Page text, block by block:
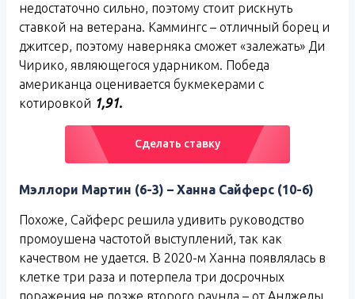
недостаточно сильно, поэтому стоит рискнуть
ставкой на ветерана. Каммингс – отличный борец и
джитсер, поэтому наверняка сможет «залежать» Ди
Чирико, являющегося ударником. Победа
американца оценивается букмекерами с
котировкой 1,91.
Cделать ставку
Мэллори Мартин (6-3) – Ханна Сайферс (10-6)
Похоже, Сайферс решила удивить руководство
промоушена частотой выступлений, так как
качеством не удается. В 2020-м Ханна появлялась в
клетке три раза и потерпела три досрочных
поражения не позже второго раунда – от Анджелы